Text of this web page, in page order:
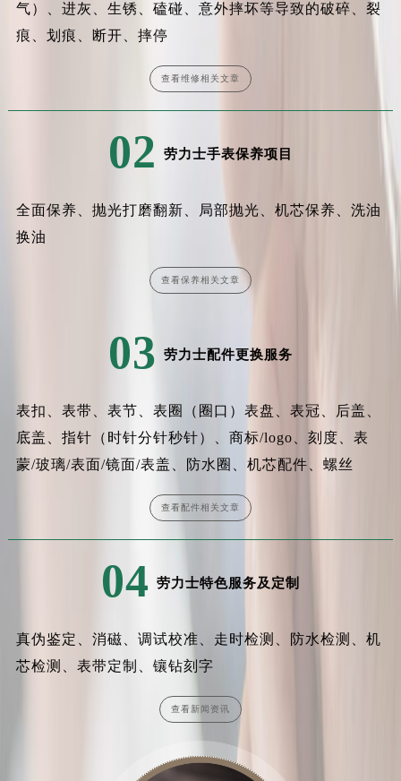
气）、进灰、生锈、磕碰、意外摔坏等导致的破碎、裂
痕、划痕、断开、摔停
查看维修相关文章
02 劳力士手表保养项目
全面保养、抛光打磨翻新、局部抛光、机芯保养、洗油
换油
查看保养相关文章
03 劳力士配件更换服务
表扣、表带、表节、表圈（圈口）表盘、表冠、后盖、
底盖、指针（时针分针秒针）、商标/logo、刻度、表
蒙/玻璃/表面/镜面/表盖、防水圈、机芯配件、螺丝
查看配件相关文章
04 劳力士特色服务及定制
真伪鉴定、消磁、调试校准、走时检测、防水检测、机
芯检测、表带定制、镶钻刻字
查看新闻资讯